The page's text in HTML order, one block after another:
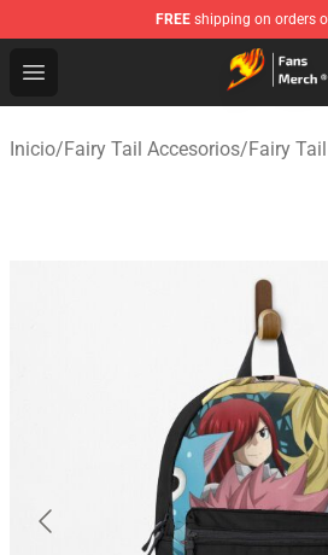
FREE shipping on orders
Open menu
Fairy Tail Store - Official Fairy
Inicio/Fairy Tail Accesorios/Fairy